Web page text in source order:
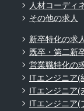
人材コーディ
その他の求人
新卒特化の求
既卒・第二新
営業職特化の
ITエンジニア(
ITエンジニア(
ITエンジニア(